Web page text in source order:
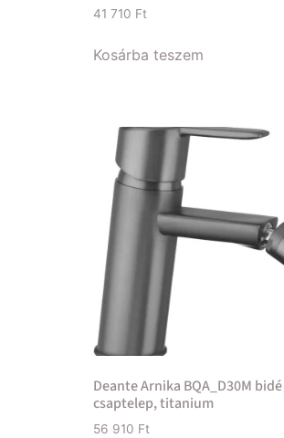
41 710 Ft
Kosárba teszem
Deante Arnika BQA_D30M bidé
csaptelep, titanium
56 910 Ft